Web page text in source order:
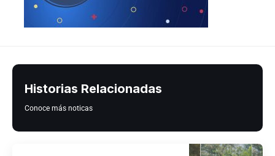
Historias Relacionadas
Conoce más noticas